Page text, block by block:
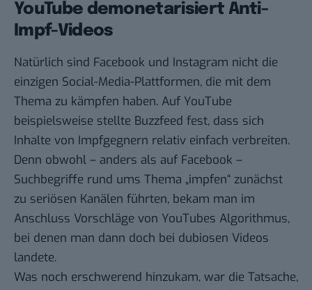
YouTube demonetarisiert Anti-
Impf-Videos
Natürlich sind Facebook und Instagram nicht die
einzigen Social-Media-Plattformen, die mit dem
Thema zu kämpfen haben. Auf YouTube
beispielsweise stellte Buzzfeed fest, dass sich
Inhalte von Impfgegnern relativ einfach verbreiten.
Denn obwohl – anders als auf Facebook –
Suchbegriffe rund ums Thema „impfen“ zunächst
zu seriösen Kanälen führten, bekam man im
Anschluss Vorschläge von YouTubes Algorithmus,
bei denen man dann doch bei dubiosen Videos
landete.
Was noch erschwerend hinzukam, war die Tatsache,